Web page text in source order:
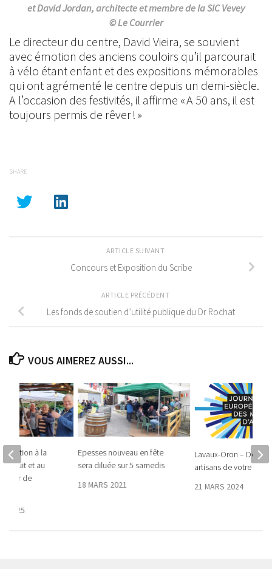
et David Jordan, architecte et membre de la SIC Vevey
© Le Courrier
Le directeur du centre, David Vieira, se souvient
avec émotion des anciens couloirs qu’il parcourait
à vélo étant enfant et des expositions mémorables
qui ont agrémenté le centre depuis un demi-siècle.
A l’occasion des festivités, il affirme « A 50 ans, il est
toujours permis de rêver ! »
SHARE
ARTICLE SUIVANT
Concours et Exposition du Scribe
ARTICLE PRÉCÉDENT
Les fonds de soutien d’utilité publique du Dr Rochat
VOUS AIMEREZ AUSSI...
Epesses nouveau en fête
sera diluée sur 5 samedis
18 MARS 2021
Lavaux-Oron –
artisans de votre
21 MARS 2024
à la
cuit et au
de
2025